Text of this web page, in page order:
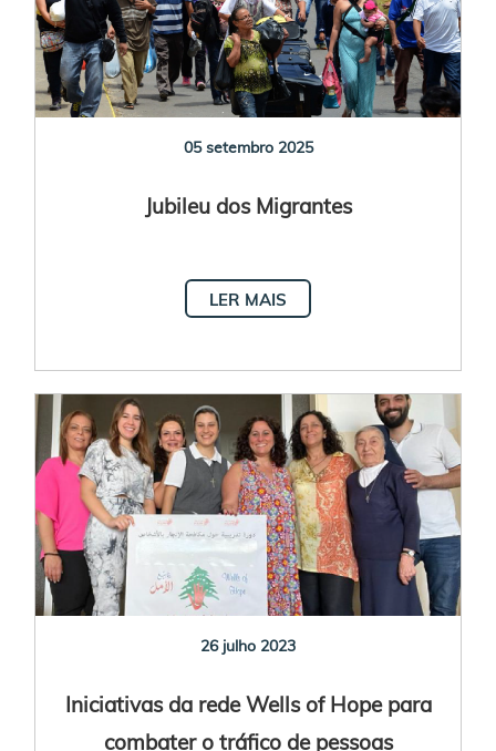
05 setembro 2025
Jubileu dos Migrantes
LER MAIS
26 julho 2023
Iniciativas da rede Wells of Hope para
combater o tráfico de pessoas